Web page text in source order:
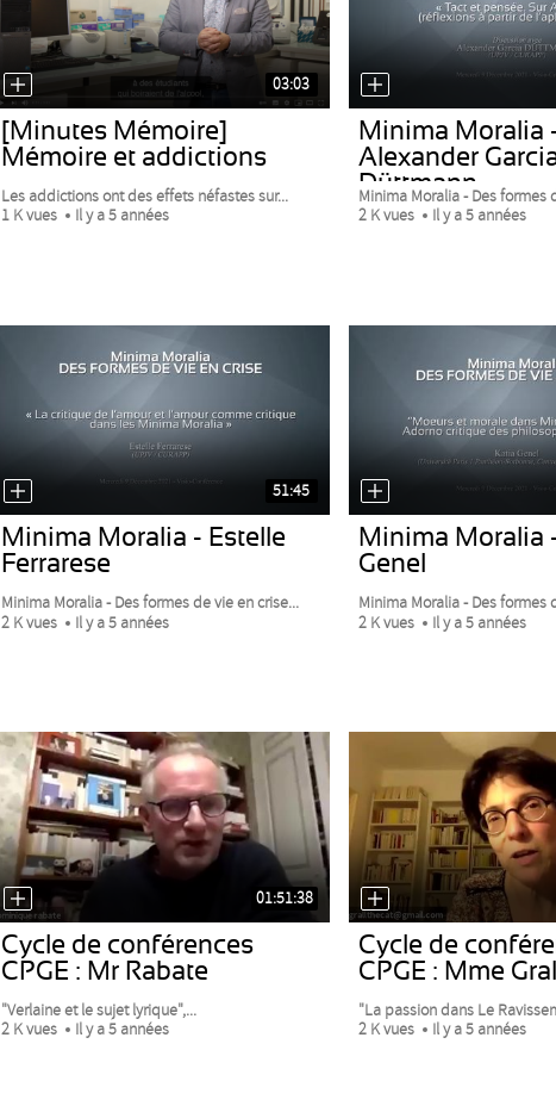
03:03
[Minutes Mémoire]
Mémoire et addictions
Les addictions ont des effets néfastes sur...
1 K vues
Il y a 5 années
Minima Moralia
Alexander
Düttmann
Minima Moralia - Des formes
2 K vues
Il y a 5 années
51:45
Minima Moralia - Estelle
Ferrarese
Minima Moralia - Des formes de vie en crise...
2 K vues
Il y a 5 années
Minima Moralia
Genel
Minima Moralia - Des formes
2 K vues
Il y a 5 années
01:51:38
Cycle de conférences
CPGE : Mr Rabate
"Verlaine et le sujet lyrique",...
2 K vues
Il y a 5 années
Cycle de
CPGE : Mme Grall
"La passion dans Le
2 K vues
Il y a 5 années